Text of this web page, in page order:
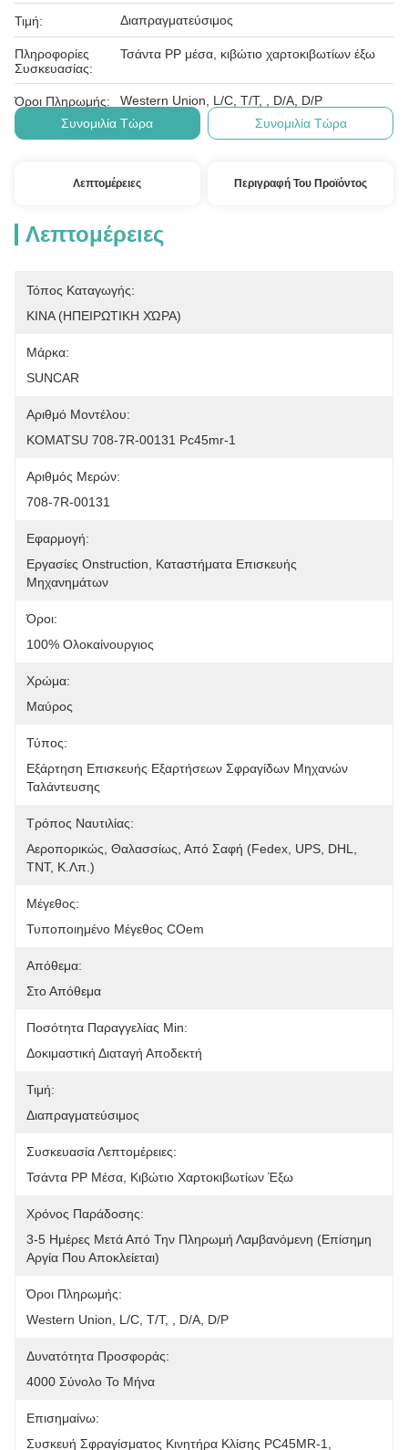
Τιμή: Διαπραγματεύσιμος
Πληροφορίες
Συσκευασίας:
Τσάντα PP μέσα, κιβώτιο χαρτοκιβωτίων έξω
Όροι Πληρωμής:
Western Union, L/C, T/T, , D/A, D/P
Συνομιλία Τώρα
Συνομιλία Τώρα
Λεπτομέρειες Περιγραφή Του Προϊόντος
Λεπτομέρειες
Τόπος Καταγωγής:
ΚΙΝΑ (ΗΠΕΙΡΩΤΙΚΗ ΧΏΡΑ)
Μάρκα:
SUNCAR
Αριθμό Μοντέλου:
KOMATSU 708-7R-00131 Pc45mr-1
Αριθμός Μερών:
708-7R-00131
Εφαρμογή:
Εργασίες Onstruction, Καταστήματα Επισκευής
Μηχανημάτων
Όροι:
100% Ολοκαίνουργιος
Χρώμα:
Μαύρος
Τύπος:
Εξάρτηση Επισκευής Εξαρτήσεων Σφραγίδων Μηχανών
Ταλάντευσης
Τρόπος Ναυτιλίας:
Αεροπορικώς, Θαλασσίως, Από Σαφή (Fedex, UPS, DHL,
TNT, Κ.λπ.)
Μέγεθος:
Τυποποιημένο Μέγεθος COem
Απόθεμα:
Στο Απόθεμα
Ποσότητα Παραγγελίας Min:
Δοκιμαστική Διαταγή Αποδεκτή
Τιμή:
Διαπραγματεύσιμος
Συσκευασία Λεπτομέρειες:
Τσάντα PP Μέσα, Κιβώτιο Χαρτοκιβωτίων Έξω
Χρόνος Παράδοσης:
3-5 Ημέρες Μετά Από Την Πληρωμή Λαμβανόμενη (επίσημη
Αργία Που Αποκλείεται)
Όροι Πληρωμής:
Western Union, L/C, T/T, , D/A, D/P
Δυνατότητα Προσφοράς:
4000 Σύνολο Το Μήνα
Επισημαίνω:
Συσκευή Σφραγίσματος Κινητήρα Κλίσης PC45MR-1